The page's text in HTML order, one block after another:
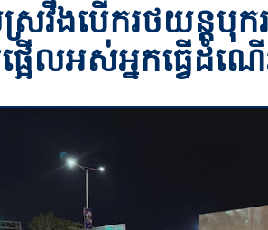
វឹងបើករថយន្តបុករ
អើលអស់អ្នកធ្វើដំណ